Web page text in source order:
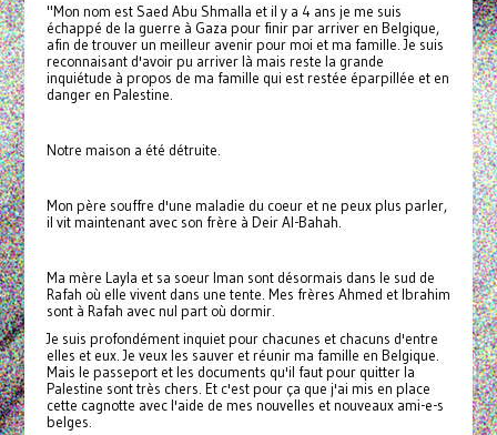
"Mon nom est Saed Abu Shmalla et il y a 4 ans je me suis
échappé de la guerre à Gaza pour finir par arriver en Belgique,
afin de trouver un meilleur avenir pour moi et ma famille. Je suis
reconnaisant d'avoir pu arriver là mais reste la grande
inquiétude à propos de ma famille qui est restée éparpillée et en
danger en Palestine.
Notre maison a été détruite.
Mon père souffre d'une maladie du coeur et ne peux plus parler,
il vit maintenant avec son frère à Deir Al-Bahah.
Ma mère Layla et sa soeur Iman sont désormais dans le sud de
Rafah où elle vivent dans une tente. Mes frères Ahmed et Ibrahim
sont à Rafah avec nul part où dormir.
Je suis profondément inquiet pour chacunes et chacuns d'entre
elles et eux. Je veux les sauver et réunir ma famille en Belgique.
Mais le passeport et les documents qu'il faut pour quitter la
Palestine sont très chers. Et c'est pour ça que j'ai mis en place
cette cagnotte avec l'aide de mes nouvelles et nouveaux ami-e-s
belges.